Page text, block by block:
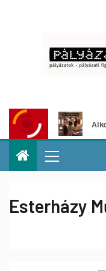
Alkotói
Esterházy